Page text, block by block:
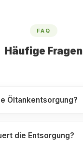
FAQ
Häufige Fragen
Öltankentsorgung?
die Entsorgung?